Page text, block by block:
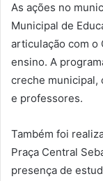
As ações no
Municipal de
articulação com o
ensino. A
creche municipal,
e professores.
Também foi
Praça Central
presença de